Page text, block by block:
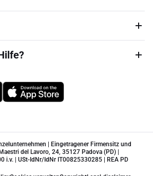
| Eingetragener Firmensitz und
del Lavoro, 24, 35127 Padova (PD) |
i.v. | USt-IdNr/IdNr IT00825330285 | REA PD